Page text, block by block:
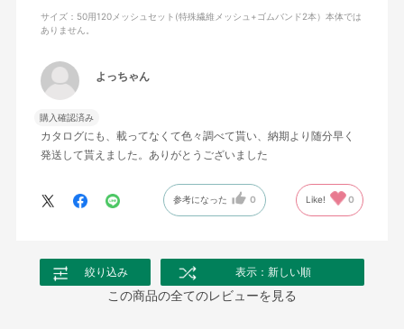
サイズ：50用120メッシュセット(特殊繊維メッシュ+ゴムバンド2本）本体では
ありません。
よっちゃん
購入確認済み
カタログにも、載ってなくて色々調べて貰い、納期より随分早く
発送して貰えました。ありがとうございました
参考になった 0 Like! 0
絞り込み 表示：新しい順
この商品の全てのレビューを見る